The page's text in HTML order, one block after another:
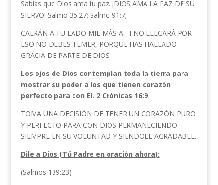
Sabías que Dios ama tu paz. ¡DIOS AMA LA PAZ DE SU
SIERVO! Salmo 35:27; Salmo 91:7;.
CAERÁN A TU LADO MIL MÁS A TI NO LLEGARÁ POR
ESO NO DEBES TEMER, PORQUE HAS HALLADO
GRACIA DE PARTE DE DIOS.
Los ojos de Dios contemplan toda la tierra para
mostrar su poder a los que tienen corazón
perfecto para con El. 2 Crónicas 16:9
TOMA UNA DECISIÓN DE TENER UN CORAZÓN PURO
Y PERFECTO PARA CON DIOS PERMANECIENDO
SIEMPRE EN SU VOLUNTAD Y SIÉNDOLE AGRADABLE.
Dile a Dios (Tú Padre en oración ahora):
(Salmos 139:23)